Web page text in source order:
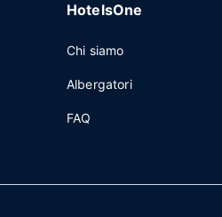
HotelsOne
Chi siamo
Albergatori
FAQ